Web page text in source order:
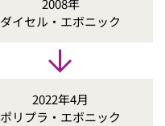
2008年
ダイセル・エボニック
2022年4月
ポリプラ・エボニック